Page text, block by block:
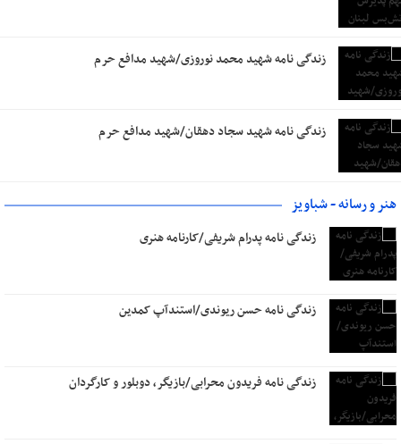
زندگی نامه شهید محمد نوروزی/شهید مدافع حرم
زندگی نامه شهید سجاد دهقان/شهید مدافع حرم
هنر و رسانه - شباویز
زندگی نامه پدرام شریفی/کارنامه هنری
زندگی نامه حسن ریوندی/استندآپ کمدین
زندگی نامه فریدون محرابی/بازیگر، دوبلور و کارگردان